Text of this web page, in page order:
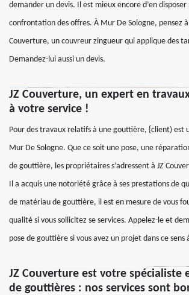
demander un devis. Il est mieux encore d’en
confrontation des offres. À Mur De Sologne, pensez à
Couverture, un couvreur zingueur qui applique des
Demandez-lui aussi un devis.
JZ Couverture, un expert en
à votre service !
Pour des travaux relatifs à une gouttière, {client) est
Mur De Sologne. Que ce soit une pose, une
de gouttière, les propriétaires s’adressent à JZ
Il a acquis une notoriété grâce à ses prestations de
de matériau de gouttière, il est en mesure de vous
qualité si vous sollicitez se services. Appelez-le et
pose de gouttière si vous avez un projet dans ce sens
JZ Couverture est votre spécialiste
de gouttières : nos services sont